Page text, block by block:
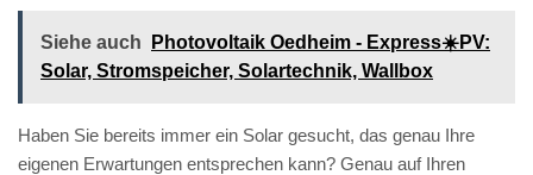
Siehe auch
Photovoltaik Oedheim - Express☀️PV️:
Solar, Stromspeicher, Solartechnik, Wallbox
Haben Sie bereits immer ein Solar gesucht, das genau Ihre
eigenen Erwartungen entsprechen kann? Genau auf Ihren